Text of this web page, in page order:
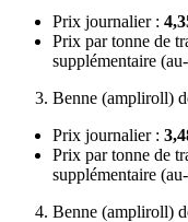
Prix journalier :
Prix par tonne de
supplémentaire
Benne (ampliroll)
Prix journalier :
Prix par tonne de
supplémentaire
Benne (ampliroll)